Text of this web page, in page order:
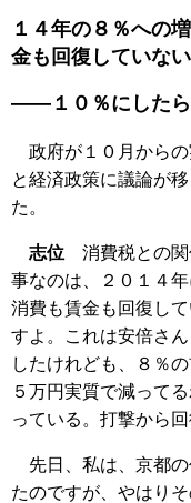
１４年の８％への
金も回復していない
――１０％にしたら
政府が１０月からの
と経済政策に議論が
た。
志位 消費税との関
事なのは、２０１４
消費も賃金も回復し
すよ。これは安倍さ
したけれども、８％
５万円実質で減って
っている。打撃から回
先日、私は、京都の
たのですが、やはり